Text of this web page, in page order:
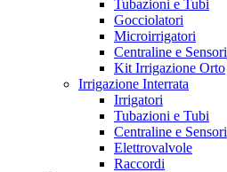
Tubazioni e Tubi
Gocciolatori
Microirrigatori
Centraline e Sensori
Kit Irrigazione Orto
Irrigazione Interrata
Irrigatori
Tubazioni e Tubi
Centraline e Sensori
Elettrovalvole
Raccordi